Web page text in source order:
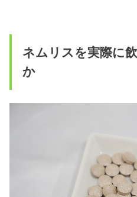
ネムリスを実際に
か